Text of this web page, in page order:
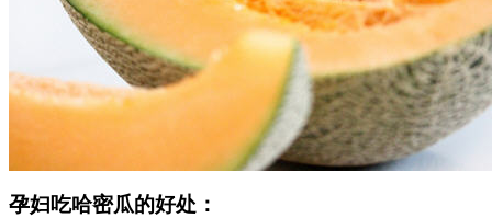
孕妇吃哈密瓜的好处：